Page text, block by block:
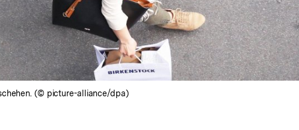
(© picture-alliance/dpa)